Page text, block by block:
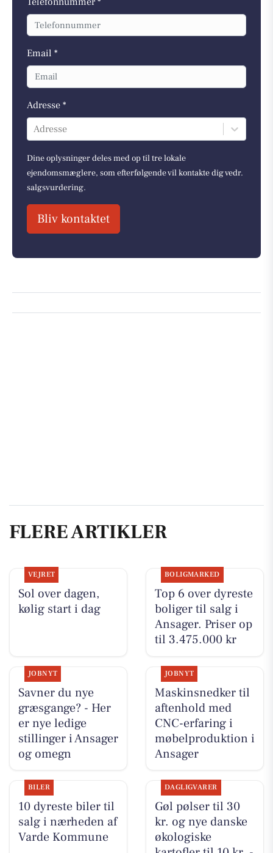
Email *
Adresse *
Adresse
Dine oplysninger deles med op til tre lokale
ejendomsmæglere, som efterfølgende vil kontakte dig vedr.
salgsvurdering.
Bliv kontaktet
FLERE ARTIKLER
VEJRET
Sol over dagen,
kølig start i dag
BOLIGMARKED
Top 6 over dyreste
boliger til salg i
Ansager. Priser op
til 3.475.000 kr
JOBNYT
Savner du nye
græsgange? - Her
er nye ledige
stillinger i Ansager
og omegn
JOBNYT
Maskinsnedker til
aftenhold med
CNC-erfaring i
møbelproduktion i
Ansager
BILER
10 dyreste biler til
salg i nærheden af
Varde Kommune
DAGLIGVARER
Gøl pølser til 30
kr. og nye danske
økologiske